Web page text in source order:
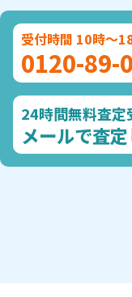
受付時間 10時～
0120-89-
24時間無料査定
メールで査